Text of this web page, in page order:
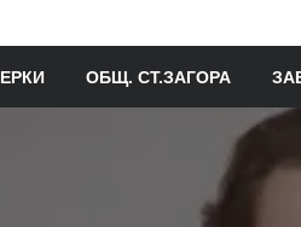
ОБЩ. СТ.ЗАГОРА